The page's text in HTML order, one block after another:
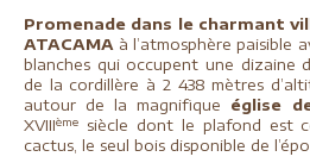
Promenade dans le charmant
ATACAMA à l’atmosphère paisible
blanches qui occupent une dizaine
de la cordillère à 2 438 mètres
autour de la magnifique église
XVIIIème
siècle dont le plafond est
cactus, le seul bois disponible de